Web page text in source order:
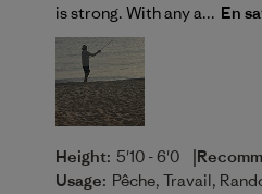
is strong. With any a... En
Height: 5'10 - 6'0 |
Usage: Pêche, Travail,